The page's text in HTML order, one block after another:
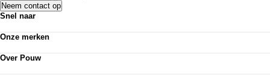
Neem contact op
Snel naar
Bedrijfswagens
Acties
Vestigingen
Onze merken
Audi
Over Pouw